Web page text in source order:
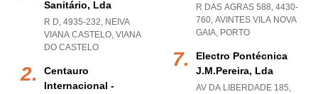
Sanitário, Lda
R D, 4935-232, NEIVA
VIANA CASTELO, VIANA
DO CASTELO
Centauro
Internacional -
R DAS AGRAS 588, 4430-
760, AVINTES VILA NOVA
GAIA, PORTO
Electro Pontécnica
J.m.pereira, Lda
AV DA LIBERDADE 185,